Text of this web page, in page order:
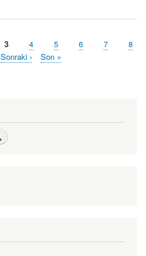
Şu
an
kullanılan
3 Sayfa
4 Sayfa
5 Sayfa
6 Sayfa
7
8
Sonraki
Sonraki ›
Last
Son »